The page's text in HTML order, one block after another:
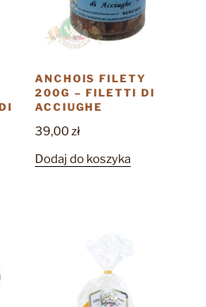
ANCHOIS FILETY
200G – FILETTI DI
ACCIUGHE
39,00zł
Dodaj do koszyka